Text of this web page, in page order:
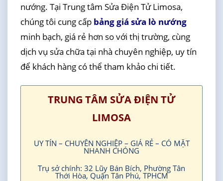
nướng. Tại Trung tâm Sửa Điện Tử Limosa,
chúng tôi cung cấp bảng giá sửa lò nướng
minh bạch, giá rẻ hơn so với thị trường, cùng
dịch vụ sửa chữa tại nhà chuyên nghiệp, uy tín
để khách hàng có thể tham khảo chi tiết.
TRUNG TÂM SỬA ĐIỆN TỬ
LIMOSA
UY TÍN – CHUYÊN NGHIỆP – GIÁ RẺ – CÓ MẶT
NHANH CHÓNG
Trụ sở chính: 32 Lũy Bán Bích, Phường Tân
Thới Hòa, Quận Tân Phú, TPHCM